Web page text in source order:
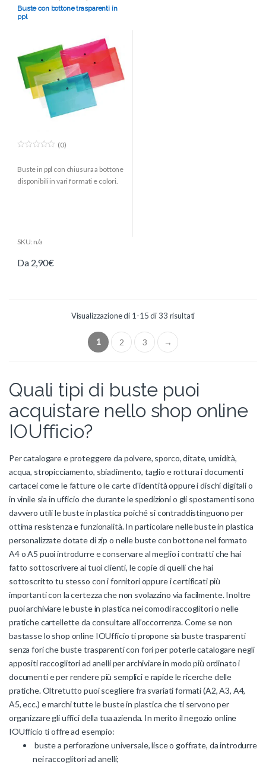
Buste con bottone trasparenti in
ppl
u
o
(0)
Buste in ppl con chiusura a bottone
disponibili in vari formati e colori.
SKU: n/a
Da 2,90€
Visualizzazione di 1-15 di 33 risultati
1 2 3 →
Quali tipi di buste puoi
acquistare nello shop online
IOUfficio?
Per catalogare e proteggere da polvere, sporco, ditate, umidità,
acqua, stropicciamento, sbiadimento, taglio e rottura i documenti
cartacei come le fatture o le carte d'identità oppure i dischi digitali o
in vinile sia in ufficio che durante le spedizioni o gli spostamenti sono
davvero utili le buste in plastica poiché si contraddistinguono per
ottima resistenza e funzionalità. In particolare nelle buste in plastica
personalizzate dotate di zip o nelle buste con bottone nel formato
A4 o A5 puoi introdurre e conservare al meglio i contratti che hai
fatto sottoscrivere ai tuoi clienti, le copie di quelli che hai
sottoscritto tu stesso con i fornitori oppure i certificati più
importanti con la certezza che non svolazzino via facilmente. Inoltre
puoi archiviare le buste in plastica nei comodi raccoglitori o nelle
pratiche cartellette da consultare all’occorrenza. Come se non
bastasse lo shop online IOUfficio ti propone sia buste trasparenti
senza fori che buste trasparenti con fori per poterle catalogare negli
appositi raccoglitori ad anelli per archiviare in modo più ordinato i
documenti e per rendere più semplici e rapide le ricerche delle
pratiche. Oltretutto puoi scegliere fra svariati formati (A2, A3, A4,
A5, ecc.) e marchi tutte le buste in plastica che ti servono per
organizzare gli uffici della tua azienda. In merito il negozio online
IOUfficio ti offre ad esempio:
buste a perforazione universale, lisce o goffrate, da introdurre
nei raccoglitori ad anelli;